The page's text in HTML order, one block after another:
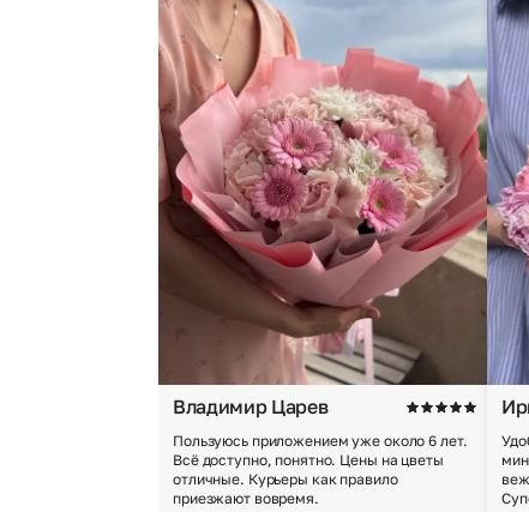
Владимир Царев
Пользуюсь приложением уже около 6 лет.
Всё доступно, понятно. Цены на цветы
отличные. Курьеры как правило
приезжают вовремя.